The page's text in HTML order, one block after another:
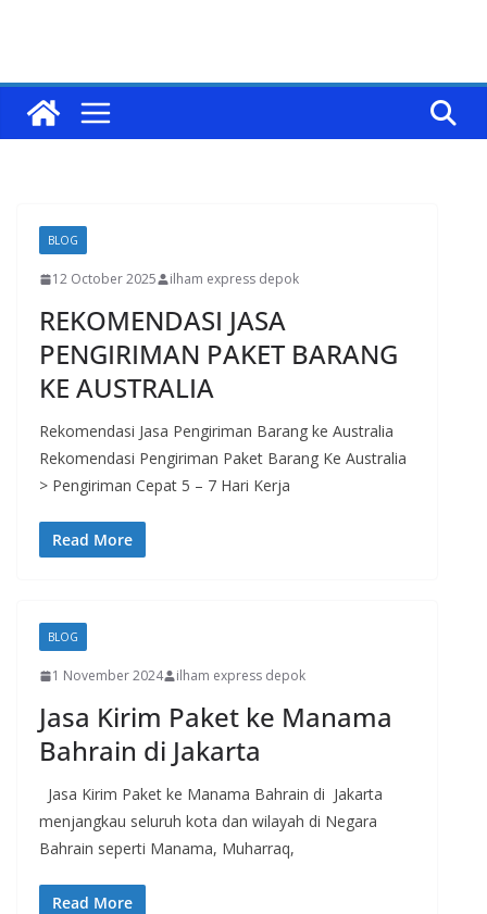
BLOG
12 October 2025 ilham express depok
REKOMENDASI JASA
PENGIRIMAN PAKET BARANG
KE AUSTRALIA
Rekomendasi Jasa Pengiriman Barang ke Australia
Rekomendasi Pengiriman Paket Barang Ke Australia
> Pengiriman Cepat 5 – 7 Hari Kerja
Read More
BLOG
1 November 2024 ilham express depok
Jasa Kirim Paket ke Manama
Bahrain di Jakarta
Jasa Kirim Paket ke Manama Bahrain di Jakarta
menjangkau seluruh kota dan wilayah di Negara
Bahrain seperti Manama, Muharraq,
Read More